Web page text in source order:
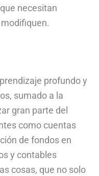
necesitan
profundo y
sumado a la
gran parte del
como cuentas
de fondos en
y contables
cosas, que no solo